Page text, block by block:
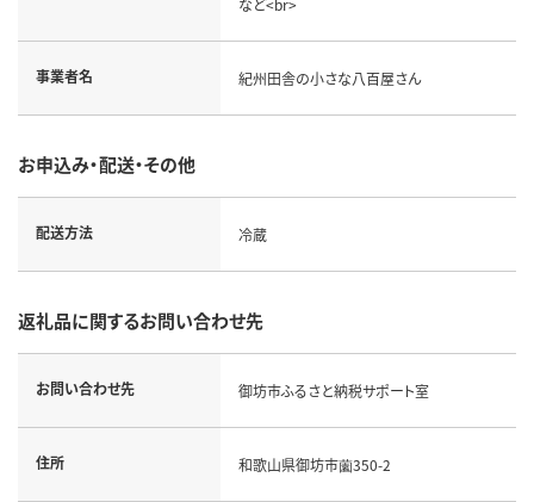
事業者名 紀州田舎の小さな八百屋さん
お申込み・配送・その他
配送方法 冷蔵
返礼品に関するお問い合わせ先
お問い合わせ先 御坊市ふるさと納税サポート室
住所 和歌山県御坊市薗350-2